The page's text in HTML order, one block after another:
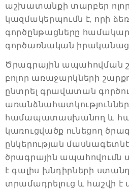
աշխատանքի տարբեր
կազմակերպումն է, որի
գործընթացները
գործառնական
Ծրագրային ապահովման
բոլոր առաջարկների
ընտրել գրավատան
համապատասխանող և
կառուցվածք ունեցող
ընկերության
ծրագրային ապահովումն
է գալիս խնդիրների
տրամադրելուց և հաշվի է